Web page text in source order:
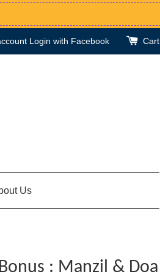
Login with Facebook Cart
Us
: Manzil & Doa